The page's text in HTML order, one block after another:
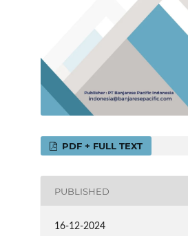
PDF + FULL TEXT
PUBLISHED
16-12-2024